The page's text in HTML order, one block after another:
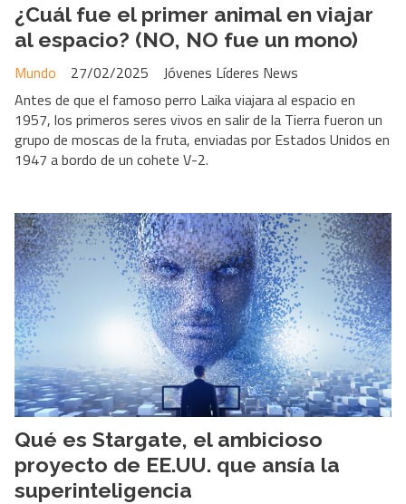
¿Cuál fue el primer animal en viajar
al espacio? (NO, NO fue un mono)
Jóvenes Líderes News
Mundo
27/02/2025
Antes de que el famoso perro Laika viajara al espacio en
1957, los primeros seres vivos en salir de la Tierra fueron un
grupo de moscas de la fruta, enviadas por Estados Unidos en
1947 a bordo de un cohete V-2.
Qué es Stargate, el ambicioso
proyecto de EE.UU. que ansía la
superinteligencia